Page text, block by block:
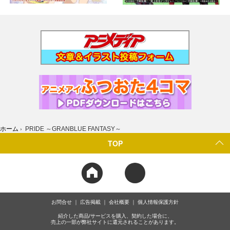
ホーム › PRIDE ～GRANBLUE FANTASY～
TOP
お問合せ 広告掲載 会社概要 個人情報保護方針
紹介した商品/サービスを購入、契約した場合に、
売上の一部が弊社サイトに還元されることがあります。